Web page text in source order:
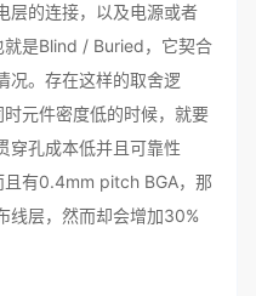
层的连接，以及电源或者
是Blind / Buried，它契合
况。存在这样的取舍逻
元件密度低的时候，就要
穿孔成本低并且可靠性
有0.4mm pitch BGA，那
线层，然而却会增加30%